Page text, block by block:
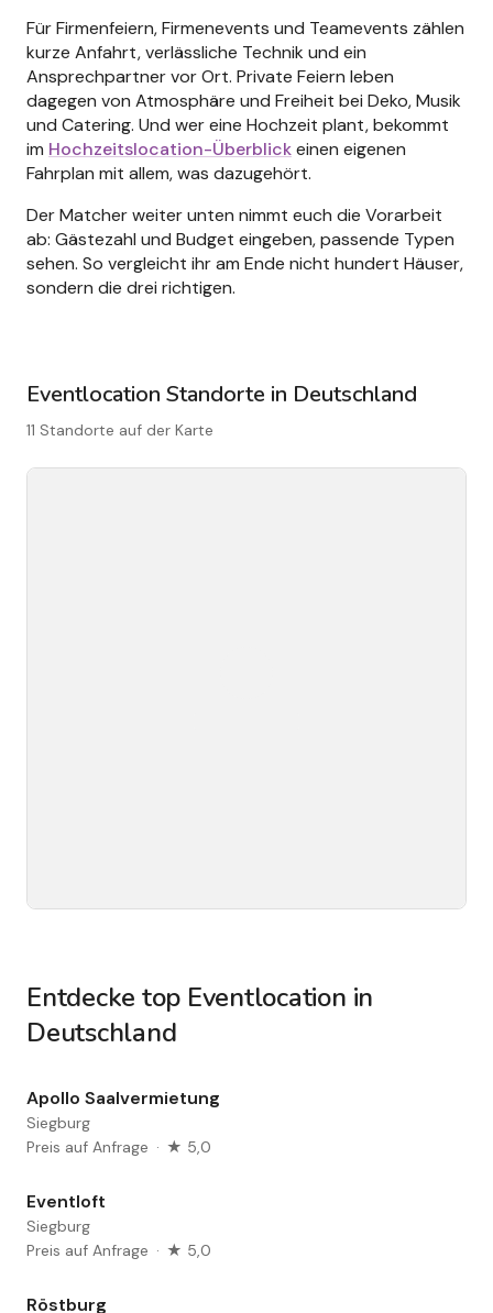
Für Firmenfeiern, Firmenevents und Teamevents zählen
kurze Anfahrt, verlässliche Technik und ein
Ansprechpartner vor Ort. Private Feiern leben
dagegen von Atmosphäre und Freiheit bei Deko, Musik
und Catering. Und wer eine Hochzeit plant, bekommt
im Hochzeitslocation-Überblickeinen eigenen
Fahrplan mit allem, was dazugehört.
Der Matcher weiter unten nimmt euch die Vorarbeit
ab: Gästezahl und Budget eingeben, passende Typen
sehen. So vergleicht ihr am Ende nicht hundert Häuser,
sondern die drei richtigen.
Eventlocation Standorte in Deutschland
11 Standorte auf der Karte
Entdecke top Eventlocation in
Deutschland
Apollo Saalvermietung
Siegburg
Preis auf Anfrage · ★ 5,0
Eventloft
Siegburg
Preis auf Anfrage · ★ 5,0
Röstburg